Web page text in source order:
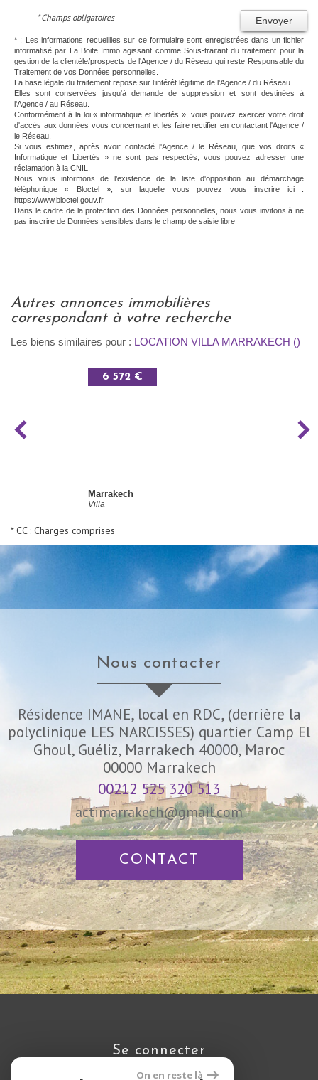
On en reste là
Envoyer
* Champs obligatoires
* : Les informations recueillies sur ce formulaire sont enregistrées dans un fichier
informatisé par La Boite Immo agissant comme Sous-traitant du traitement pour la
gestion de la clientèle/prospects de l'Agence / du Réseau qui reste Responsable du
Traitement de vos Données personnelles.
La base légale du traitement repose sur l’intérêt légitime de l'Agence / du Réseau.
Elles sont conservées jusqu'à demande de suppression et sont destinées à
l'Agence / au Réseau.
Conformément à la loi « informatique et libertés », vous pouvez exercer votre droit
d'accès aux données vous concernant et les faire rectifier en contactant l'Agence /
le Réseau.
Si vous estimez, après avoir contacté l'Agence / le Réseau, que vos droits «
Informatique et Libertés » ne sont pas respectés, vous pouvez adresser une
réclamation à la CNIL.
Nous vous informons de l’existence de la liste d'opposition au démarchage
téléphonique « Bloctel », sur laquelle vous pouvez vous inscrire ici :
https://www.bloctel.gouv.fr
Dans le cadre de la protection des Données personnelles, nous vous invitons à ne
pas inscrire de Données sensibles dans le champ de saisie libre
autres annonces immobilières
correspondant à votre recherche
Les biens similaires pour : LOCATION VILLA MARRAKECH ()
6 572 €
Marrakech
Villa
* CC : Charges comprises
nous contacter
Résidence IMANE, local en RDC, (derrière la
polyclinique LES NARCISSES) quartier Camp El
Ghoul, Guéliz, Marrakech 40000, Maroc
00000 Marrakech
00212 525 320 513
actimarrakech@gmail.com
CONTACT
se connecter